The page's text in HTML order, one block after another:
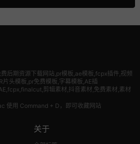
后期资源下载网站,pr模板,ae模板,fcpx插件,视频
片头模板,pr免费模板,字幕模板,AE插
剪辑素材,抖音素材,免费素材,素材
使用 Command + D，即可收藏网站
关于